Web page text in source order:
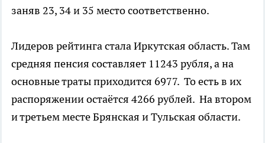
заняв 23, 34 и 35 место соответственно.
Лидеров рейтинга стала Иркутская область. Там
средняя пенсия составляет 11243 рубля, а на
основные траты приходится 6977. То есть в их
распоряжении остаётся 4266 рублей. На втором
и третьем месте Брянская и Тульская области.